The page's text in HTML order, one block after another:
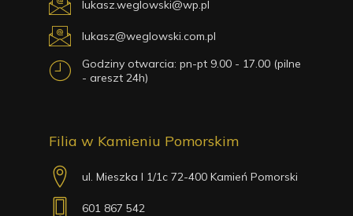
lukasz.weglowski@wp.pl
lukasz@weglowski.com.pl
Godziny otwarcia: pn-pt 9.00 - 17.00 (pilne
- areszt 24h)
Filia w Kamieniu Pomorskim
ul. Mieszka I 1/1c 72-400 Kamień Pomorski
601 867 542